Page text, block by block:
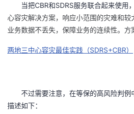
当把CBR和SDRS服务联合起来使用
心容灾解决方案，响应小范围的灾难和较
业务数据不丢失，保障业务的连续性。方
两地三中心容灾最佳实践（SDRS+CBR）
不过需要注意，在等保的高风险判例
描述如下：